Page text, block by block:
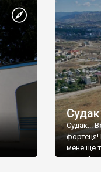
Судак
Судак...
фортеця!
мене ще